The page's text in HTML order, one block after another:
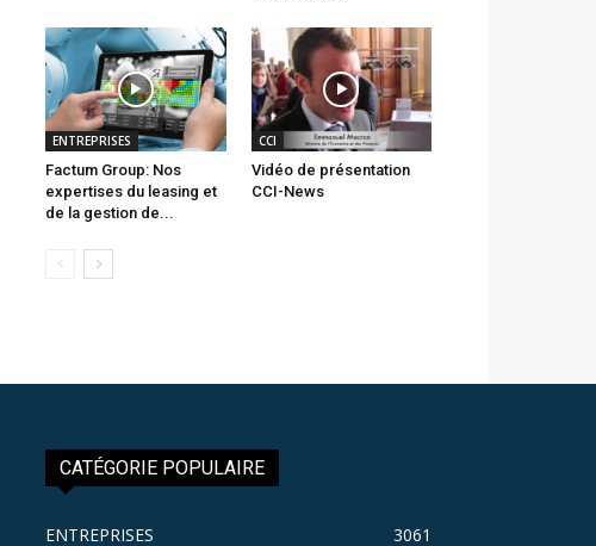
ENTREPRISES
Factum Group: Nos
expertises du leasing et
de la gestion de...
CCI
Vidéo de présentation
CCI-News
CATÉGORIE POPULAIRE
ENTREPRISES 3061